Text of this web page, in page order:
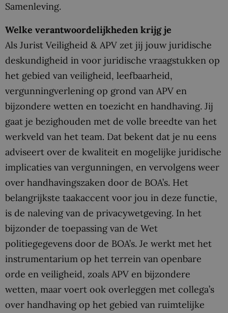
Samenleving.
Welke verantwoordelijkheden krijg je
Als Jurist Veiligheid & APV zet jij jouw juridische
deskundigheid in voor juridische vraagstukken op
het gebied van veiligheid, leefbaarheid,
vergunningverlening op grond van APV en
bijzondere wetten en toezicht en handhaving. Jij
gaat je bezighouden met de volle breedte van het
werkveld van het team. Dat bekent dat je nu eens
adviseert over de kwaliteit en mogelijke juridische
implicaties van vergunningen, en vervolgens weer
over handhavingszaken door de BOA’s. Het
belangrijkste taakaccent voor jou in deze functie,
is de naleving van de privacywetgeving. In het
bijzonder de toepassing van de Wet
politiegegevens door de BOA’s. Je werkt met het
instrumentarium op het terrein van openbare
orde en veiligheid, zoals APV en bijzondere
wetten, maar voert ook overleggen met collega’s
over handhaving op het gebied van ruimtelijke